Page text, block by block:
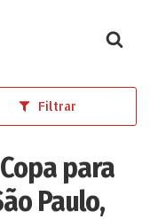
Filtrar
para
Paulo,